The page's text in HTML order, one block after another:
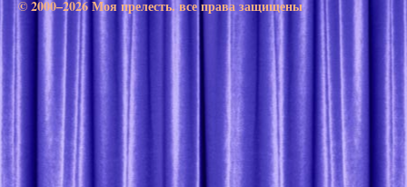
© 2000–2026 Моя прелесть. все права защищены